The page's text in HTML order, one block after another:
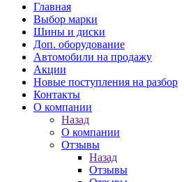
Главная
Выбор марки
Шины и диски
Доп. оборудование
Автомобили на продажу
Акции
Новые поступления на разбор
Контакты
О компании
Назад
О компании
Отзывы
Назад
Отзывы